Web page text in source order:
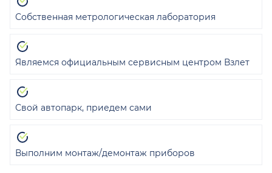
Собственная метрологическая лаборатория
Являемся официальным сервисным центром Взлет
Свой автопарк, приедем сами
Выполним монтаж/демонтаж приборов